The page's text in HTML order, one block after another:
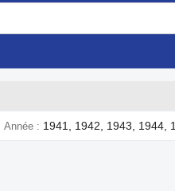
Année 1941, 1942, 1943, 1944,